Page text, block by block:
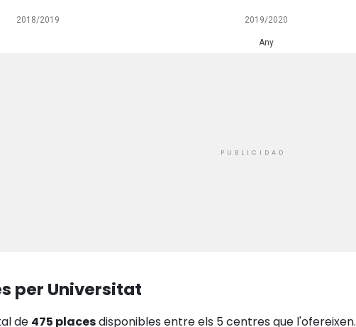
2018/2019 2019/2020
Any
per Universitat
de 475 placesdisponibles entre els 5 centres que l'ofereixen.